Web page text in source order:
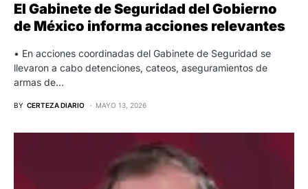
El Gabinete de Seguridad del Gobierno
de México informa acciones relevantes
• En acciones coordinadas del Gabinete de Seguridad se
llevaron a cabo detenciones, cateos, aseguramientos de
armas de…
BY CERTEZA DIARIO MAYO 13, 2026